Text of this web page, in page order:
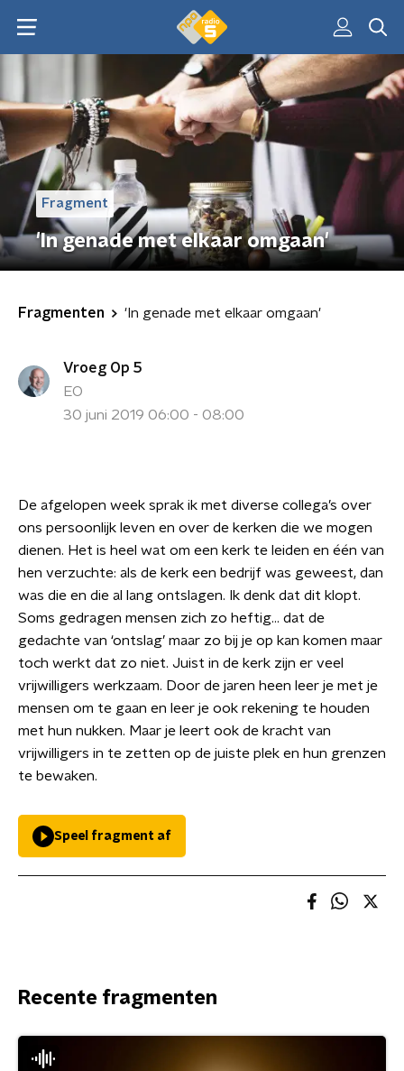
Fragment
'In genade met elkaar omgaan'
Fragmenten 'In genade met elkaar omgaan'
Vroeg Op 5
EO
30 juni 2019 06:00 - 08:00
De afgelopen week sprak ik met diverse collega’s over
ons persoonlijk leven en over de kerken die we mogen
dienen. Het is heel wat om een kerk te leiden en één van
hen verzuchte: als de kerk een bedrijf was geweest, dan
was die en die al lang ontslagen. Ik denk dat dit klopt.
Soms gedragen mensen zich zo heftig… dat de
gedachte van ‘ontslag’ maar zo bij je op kan komen maar
toch werkt dat zo niet. Juist in de kerk zijn er veel
vrijwilligers werkzaam. Door de jaren heen leer je met je
mensen om te gaan en leer je ook rekening te houden
met hun nukken. Maar je leert ook de kracht van
vrijwilligers in te zetten op de juiste plek en hun grenzen
te bewaken.
Speel fragment af
Recente fragmenten